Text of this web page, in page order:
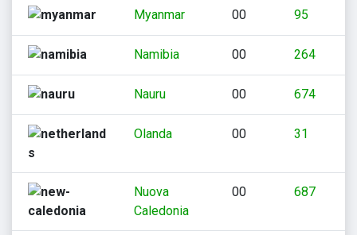
Myanmar 00 95
Namibia 00 264
Nauru 00 674
Olanda 00 31
Nuova
Caledonia
00 687